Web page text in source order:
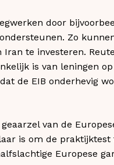
door
Zo
te investeren.
is van leningen
de EIB onderhevig
van de
is om de praktijktest
Europese